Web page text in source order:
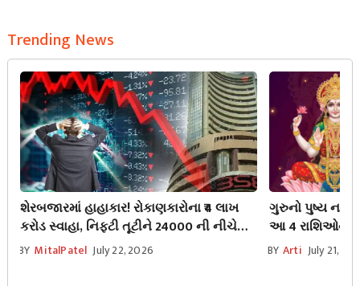
Trending News
શેરબજારમાં હાહાકાર! રોકાણકારોના ₹4 લાખ
કરોડ સ્વાહા, નિફ્ટી તૂટીને 24000 ની નીચે
બંધ.
BY MitalPatel July 22, 2026
ગુરુનો પુષ્ય
આ 4 રાશિઓનું
અનેક રસ્તા!
BY Arti July 21,